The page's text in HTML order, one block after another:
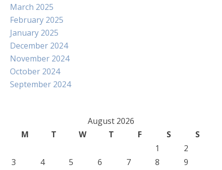
March 2025
February 2025
January 2025
December 2024
November 2024
October 2024
September 2024
August 2026
M
T W T F S
S
1
2
3
4 5 6 7 8
9